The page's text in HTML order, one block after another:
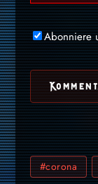
Abonniere
#corona